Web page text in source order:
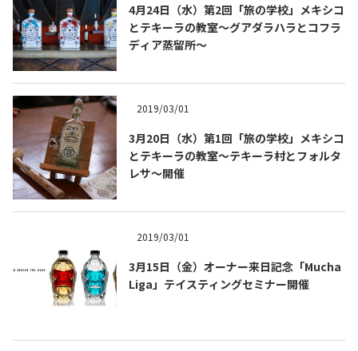
Tequila Journal SNS 在日メキシコ大使館 SNS
TEQUILA JOURNAL
4月24日（水）第2回「旅の学校」メキシコ
とテキーラの教室〜グアダラハラとコフラ
ディア蒸留所～
2019/03/01
3月20日（水）第1回「旅の学校」メキシコ
とテキーラの教室〜テキーラ村とフォルタ
レサ〜開催
2019/03/01
3月15日（金）オーナー来日記念「Mucha
Liga」テイスティングセミナー開催